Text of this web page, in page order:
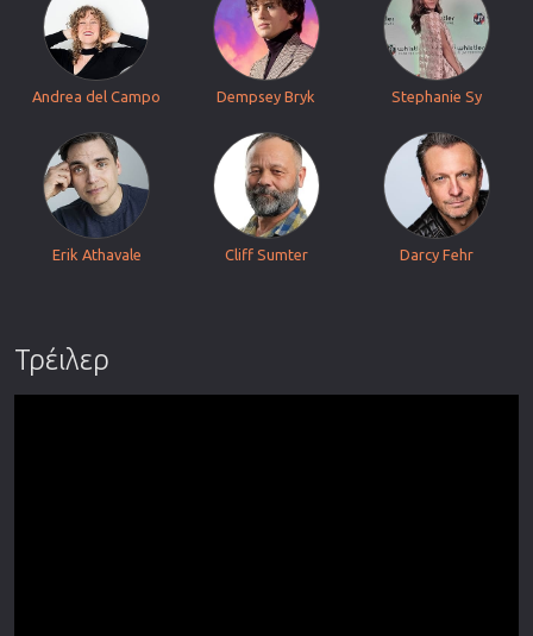
Andrea del Campo Dempsey Bryk Stephanie Sy
Erik Athavale Cliff Sumter Darcy Fehr
Τρέιλερ